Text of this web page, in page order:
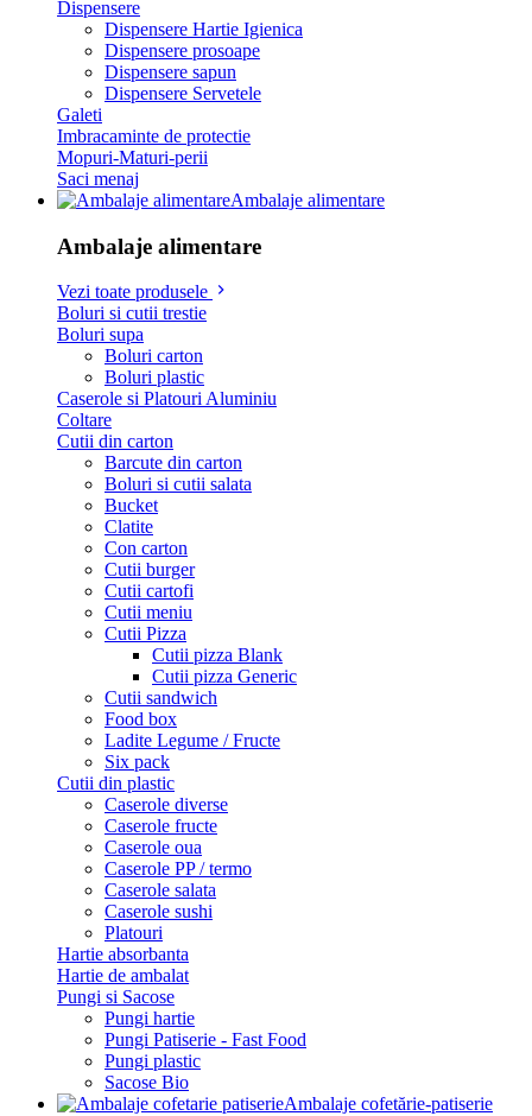
Dispensere
Dispensere Hartie Igienica
Dispensere prosoape
Dispensere sapun
Dispensere Servetele
Galeti
Imbracaminte de protectie
Mopuri-Maturi-perii
Saci menaj
Ambalaje alimentare
Ambalaje alimentare
Vezi toate produsele
Boluri si cutii trestie
Boluri supa
Boluri carton
Boluri plastic
Caserole si Platouri Aluminiu
Coltare
Cutii din carton
Barcute din carton
Boluri si cutii salata
Bucket
Clatite
Con carton
Cutii burger
Cutii cartofi
Cutii meniu
Cutii Pizza
Cutii pizza Blank
Cutii pizza Generic
Cutii sandwich
Food box
Ladite Legume / Fructe
Six pack
Cutii din plastic
Caserole diverse
Caserole fructe
Caserole oua
Caserole PP / termo
Caserole salata
Caserole sushi
Platouri
Hartie absorbanta
Hartie de ambalat
Pungi si Sacose
Pungi hartie
Pungi Patiserie - Fast Food
Pungi plastic
Sacose Bio
Ambalaje cofetărie-patiserie